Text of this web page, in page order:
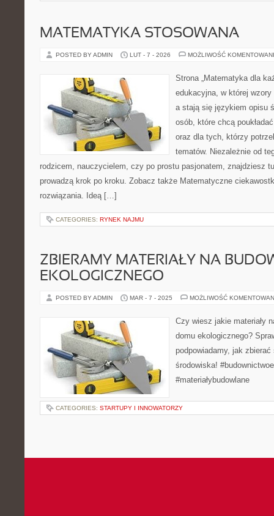
MATEMATYKA STOSOWANA
POSTED BY ADMIN LUT - 7 - 2026 MOŻLIWOŚĆ
Strona „Matematyka dla
edukacyjna, w której
a stają się językiem opisu
osób, które chcą
oraz dla tych, którzy
tematów. Niezależnie od
rodzicem, nauczycielem, czy po prostu pasjonatem, znajdziesz
prowadzą krok po kroku. Zobacz także Matematyczne
rozwiązania. Ideą […]
CATEGORIES: RYNEK NAJMU
ZBIERAMY MATERIAŁY NA
EKOLOGICZNEGO
POSTED BY ADMIN MAR - 7 - 2025 MOŻLIWOŚĆ
Czy wiesz jakie materiały
domu ekologicznego?
podpowiadamy, jak
środowiska!
#materiałybudowlane
CATEGORIES: STARTUPY I INNOWATORZY